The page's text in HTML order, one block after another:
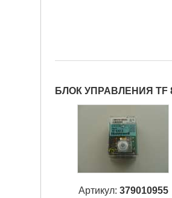
БЛОК УПРАВЛЕНИЯ TF
Артикул: 379010955